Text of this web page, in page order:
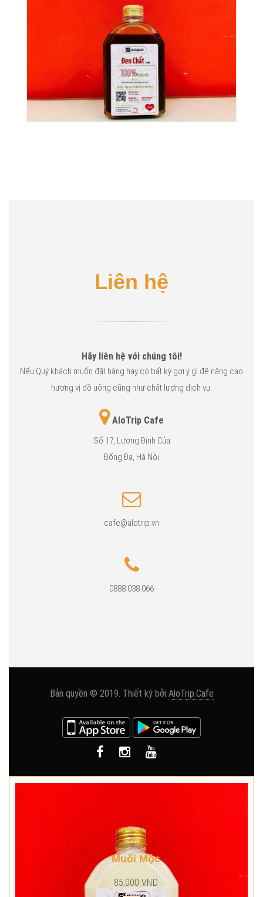
Liên hệ
Hãy liên hệ với chúng tôi!
Nếu Quý khách muốn đặt hàng hay có bất kỳ gợi ý gì để nâng cao
hương vị đồ uống cũng như chất lượng dịch vụ.
AloTrip Cafe
Số 17, Lương Định Của
Đống Đa, Hà Nội
cafe@alotrip.vn
0888 038 066
Bản quyền © 2019. Thiết ký bởi AloTrip.Cafe
Muối Mộc
85,000 VNĐ